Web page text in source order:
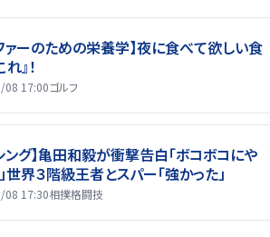
ァーのための栄養学】夜に食べて欲しい食
』！
08 17:00ゴルフ
ング】亀田和毅が衝撃告白「ボコボコにや
世界３階級王者とスパー「強かった」
08 17:30相撲格闘技